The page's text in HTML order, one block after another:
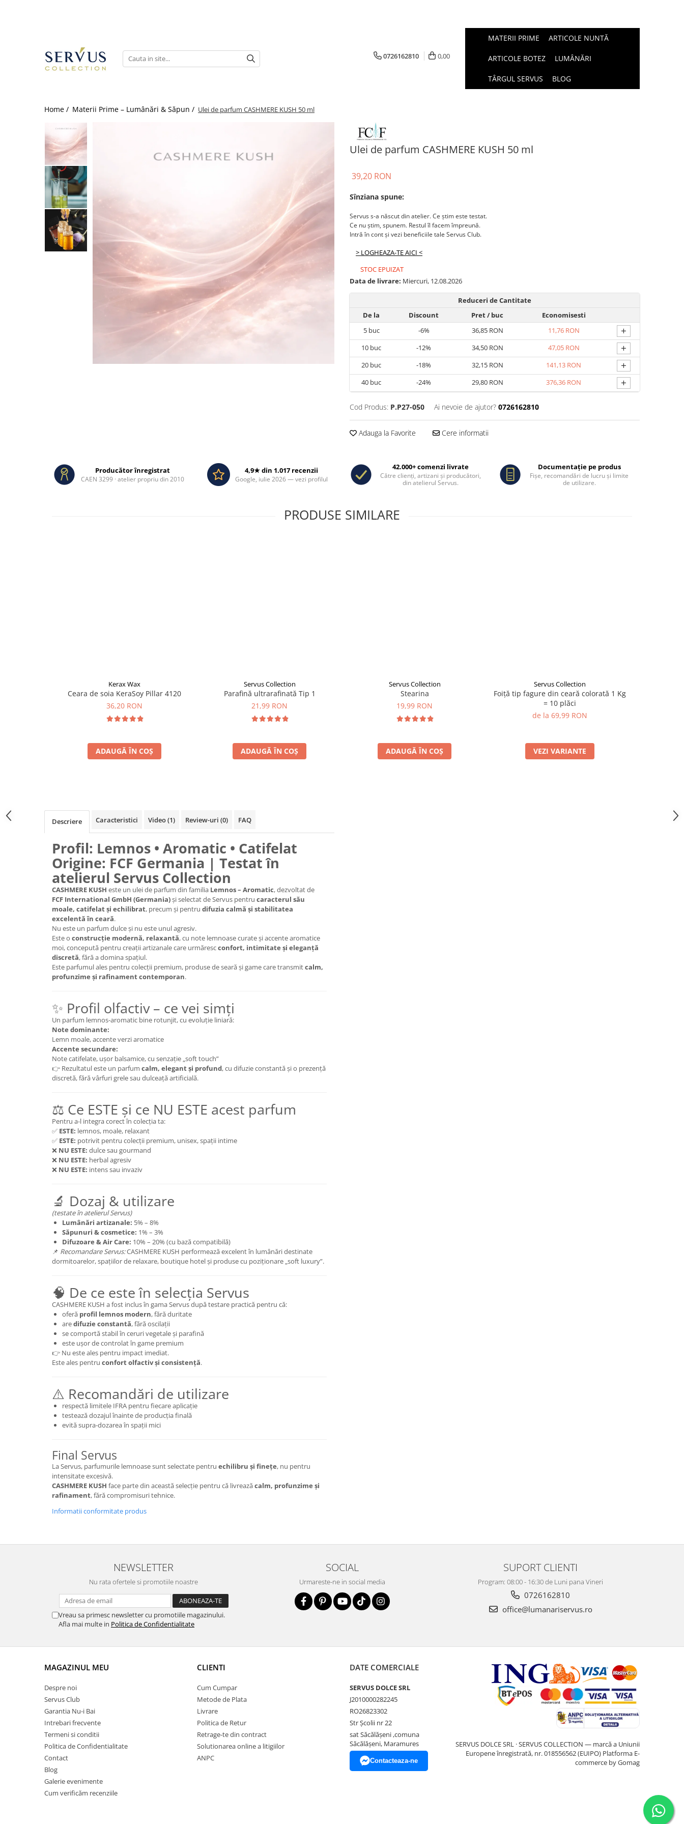
0726162810 0,00
MATERII PRIME ARTICOLE NUNTĂ
ARTICOLE BOTEZ LUMÂNĂRI
TÂRGUL SERVUS BLOG
Home / Materii Prime – Lumânări & Săpun / Ulei de parfum CASHMERE KUSH 50 ml
Ulei de parfum CASHMERE KUSH 50 ml
39,20 RON
Sînziana spune:
Servus s-a născut din atelier. Ce știm este testat.
Ce nu știm, spunem. Restul îl facem împreună.
Intră în cont și vezi beneficiile tale Servus Club.
> LOGHEAZA-TE AICI <
STOC EPUIZAT
Data de livrare: Miercuri, 12.08.2026
Reduceri de Cantitate
De la
Discount Pret/ buc
Economisesti
5buc -6% 36,85 RON 11,76 RON +
10 buc -12% 34,50 RON 47,05 RON +
20 buc -18% 32,15 RON 141,13 RON +
40 buc -24% 29,80 RON 376,36 RON +
Cod Produs: P.P27-050 Ai nevoie de ajutor? 0726162810
Adauga la Favorite Cere informatii
Producător înregistrat
CAEN 3299 · atelier propriu din 2010
4,9★ din 1.017 recenzii
Google, iulie 2026 — vezi profilul
42.000+ comenzi livrate
Către clienți, artizani și producători,
din atelierul Servus.
Documentație pe produs
Fișe, recomandări de lucru și limite
de utilizare.
PRODUSE SIMILARE
Kerax Wax
Ceara de soia KeraSoy Pillar 4120
36,20 RON
ADAUGĂ ÎN COȘ
Servus Collection
Parafină ultrarafinată Tip 1
21,99 RON
ADAUGĂ ÎN COȘ
Servus Collection
Stearina
19,99 RON
ADAUGĂ ÎN COȘ
Servus Collection
Foiță tip fagure din ceară colorată 1 Kg
= 10 plăci
de la 69,99 RON
VEZI VARIANTE
Descriere Caracteristici Video(1) Review-uri (0) FAQ
Profil: Lemnos • Aromatic • Catifelat
Origine: FCF Germania | Testat în
atelierul Servus Collection
CASHMERE KUSH este un ulei de parfum din familia Lemnos – Aromatic, dezvoltat de
FCF International GmbH (Germania)și selectat de Servus pentru caracterul său
moale, catifelat și echilibrat, precum și pentru difuzia calmă și stabilitatea
excelentă în ceară.
Nu este un parfum dulce și nu este unul agresiv.
Este o construcție modernă, relaxantă, cu note lemnoase curate și accente aromatice
moi, concepută pentru creații artizanale care urmărescconfort, intimitate și eleganță
discretă, fără a domina spațiul.
Este parfumul ales pentru colecții premium, produse de seară și game care transmitcalm,
profunzime și rafinament contemporan.
✨ Profil olfactiv – ce vei simți
Un parfum lemnos-aromatic bine rotunjit, cu evoluție liniară:
Note dominante:
Lemn moale, accente verzi aromatice
Accente secundare:
Note catifelate, ușor balsamice, cu senzație „soft touch”
👉 Rezultatul este un parfum calm, elegant și profund, cu difuzie constantă și o prezență
discretă, fără vârfuri grele sau dulceață artificială.
⚖️ Ce ESTE și ce NU ESTE acest parfum
Pentru a-l integra corect în colecția ta:
✅ ESTE: lemnos, moale, relaxant
✅ ESTE: potrivit pentru colecții premium, unisex, spații intime
❌ NU ESTE: dulce sau gourmand
❌ NU ESTE: herbal agresiv
❌ NU ESTE: intens sau invaziv
🔬 Dozaj & utilizare
(testate în atelierul Servus)
Lumânări artizanale: 5% – 8%
Săpunuri & cosmetice: 1% – 3%
Difuzoare & Air Care: 10% – 20% (cu bază compatibilă)
📌 Recomandare Servus:CASHMERE KUSH performează excelent în lumânări destinate
dormitoarelor, spațiilor de relaxare, boutique hotel și produse cu poziționare „soft luxury”.
🧠 De ce este în selecția Servus
CASHMERE KUSH a fost inclus în gama Servus după testare practică pentru că:
oferă profil lemnos modern, fără duritate
aredifuzie constantă, fără oscilații
se comportă stabil în ceruri vegetale și parafină
este ușor de controlat în game premium
👉 Nu este ales pentru impact imediat.
Este ales pentru confort olfactiv și consistență.
⚠️ Recomandări de utilizare
respectă limitele IFRA pentru fiecare aplicație
testează dozajul înainte de producția finală
evită supra-dozarea în spații mici
Final Servus
La Servus, parfumurile lemnoase sunt selectate pentru echilibru și finețe, nu pentru
intensitate excesivă.
CASHMERE KUSH face parte din această selecție pentru că livreazăcalm, profunzime și
rafinament, fără compromisuri tehnice.
Informatii conformitate produs
NEWSLETTER
Nu rata ofertele si promotiile noastre
Vreau sa primesc newsletter cu promotiile magazinului.
Afla mai multe in Politica de Confidentialitate
SOCIAL
Urmareste-ne in social media
SUPORT CLIENTI
Program: 08:00 - 16:30 de Luni pana Vineri
0726162810
office@lumanariservus.ro
MAGAZINUL MEU
Despre noi
Servus Club
Garantia Nu-i Bai
Intrebari frecvente
Termeni si conditii
Politica de Confidentialitate
Contact
Blog
Galerie evenimente
Cum verificăm recenziile
CLIENTI
Cum Cumpar
Metode de Plata
Livrare
Politica de Retur
Retrage-te din contract
Solutionarea online a litigiilor
ANPC
DATE COMERCIALE
SERVUS DOLCE SRL
J2010000282245
RO26823302
Str Școlii nr 22
sat Săcălășeni ,comuna
Săcălășeni, Maramures
Contacteaza-ne
SERVUS DOLCE SRL · SERVUS COLLECTION — marcă a Uniunii
Europene înregistrată, nr. 018556562 (EUIPO) Platforma E-
commerce by Gomag